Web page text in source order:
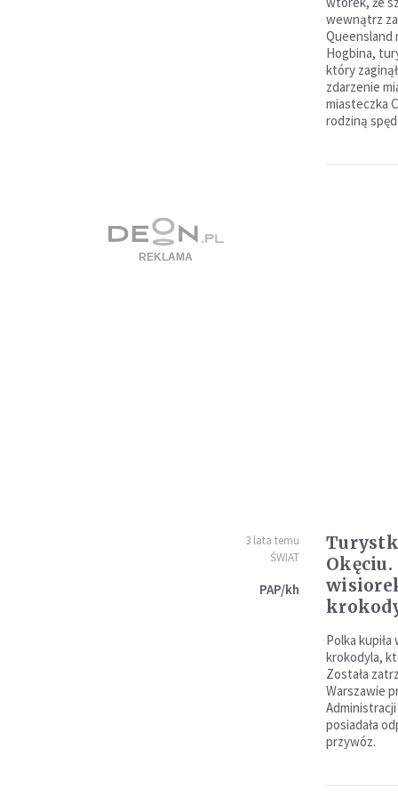
wewnątrz
Queensland
Hogbina,
który
zdarzenie
miasteczka
rodziną
3 lata temu
ŚWIAT
PAP/kh
Polka
krokodyla,
Została
Warszawie
posiadała
przywóz.